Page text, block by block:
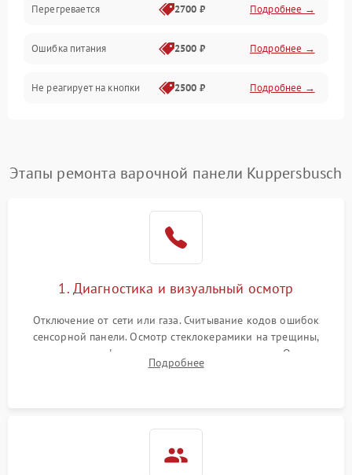
Перегревается 2700 ₽ Подробнее →
Ошибка питания 2500 ₽ Подробнее →
Не реагирует на кнопки 2500 ₽ Подробнее →
Этапы ремонта варочной панели Kuppersbusch
1. Диагностика и визуальный осмотр
Отключение от сети или газа. Считывание кодов ошибок
сенсорной панели. Осмотр стеклокерамики на трещины,
проверка конфорок на равномерность нагрева. Опрос
клиента о симптомах (не включается, не видит посуду,
Подробнее